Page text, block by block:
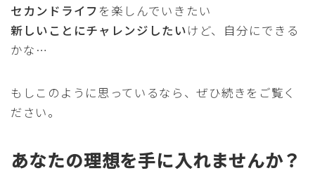
セカンドライフ を楽しんでいきたい
新しいことにチャレンジしたいけど、自分にできる
かな…
もしこのように思っているなら、ぜひ続きをご覧く
ださい。
あなたの理想を手に入れませんか？